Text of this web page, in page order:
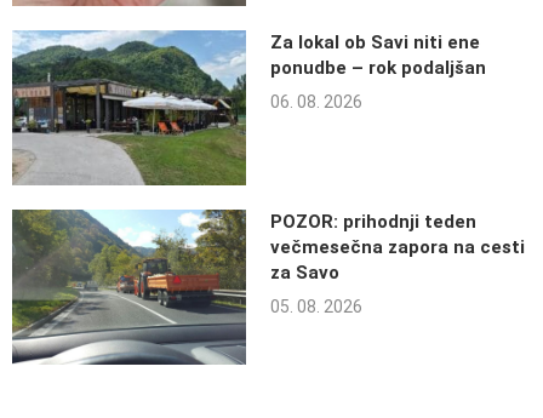
Za lokal ob Savi niti ene
ponudbe – rok podaljšan
06. 08. 2026
POZOR: prihodnji teden
večmesečna zapora na cesti
za Savo
05. 08. 2026